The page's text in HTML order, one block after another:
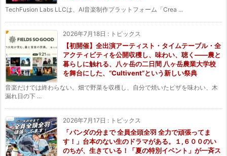
TechFusion Labs LLCは、AI音楽制作プラットフォーム「Crea ...
2026年7月18日 : トピックス
【初開催】全出演アーティスト・タイムテーブル・全
アクティビティを公開収穫し、味わい、聴く——農と
暮らしに触れる、八ヶ岳の二日間 八ヶ岳農業大学校
を舞台にした、“Cultivent”という新しい祭典
音楽だけでは終わらない。畑で野菜を収穫し、自分で焼いたピザを味わい、木
漏れ日の下 ...
2026年7月17日 : トピックス
「パンダの分まで 全員全頭全羽 全力で頑張ってま
す！」台本のない生のドラマがある。１,６００のい
のちが、生きている！「夏の特別イベント」が一斉ス